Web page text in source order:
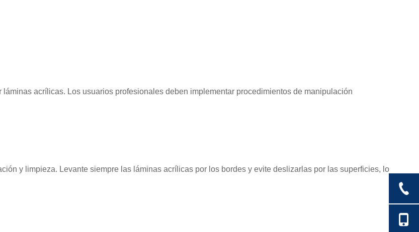
acrílicas. Los usuarios profesionales deben implementar procedimientos de manipulación
y limpieza. Levante siempre las láminas acrílicas por los bordes y evite deslizarlas por las superficies, lo